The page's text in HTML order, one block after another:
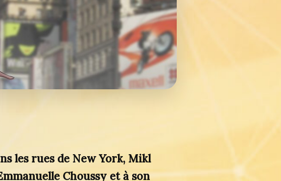
les rues de New York, Mikl
Choussy et à son